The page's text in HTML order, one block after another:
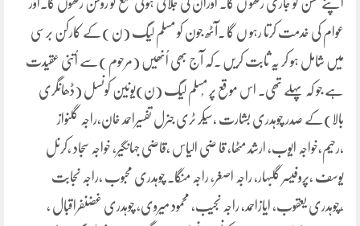
اپنے مشن کو جاری رکھو ں گا۔ اوراُن کی جلائی ہوئی شمع کو روشن رکھوں گا۔اور
عوام کی خدمت کرتا رہو ں گا ۔آٹھ جون کو مسلم لیگ (ن )کے کارکن برسی
میں شامل ہو کر یہ ثابت کریں ۔کہ آج بھی اُنھیں (مرحوم )سے اُتنی عقیدت
ہے جو کہ پہلے تھی۔ اس موقع پر مُسلم لیگ (ن)یونین کونسل (ڈھانگری
بالا)کے صدر چوہدری بشارت ،سیکر ٹری جنرل تفسیراحمد خان،راجہ گلنواز
،رحیم،خواجہ ایوب، ارشد مٹھا، قا ضی الیاس ،قاضی جہانگیر، خواجہ سجاد ،کرنل
یوسف ،پروفیسر گلبہار، راجہ اصغر، راجہ منگا۔ چوہدری محبوب ،راجہ نجابت
،چوہدری یعقوب، ایازاحمد، راجہ نجیب، محمود میروی، چوہدری غضنفراقبال ،